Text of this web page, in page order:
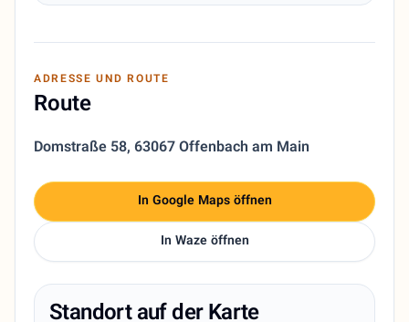
ADRESSE UND ROUTE
Route
Domstraße 58, 63067 Offenbach am Main
In Google Maps öffnen
In Waze öffnen
Standort auf der Karte